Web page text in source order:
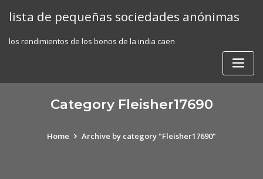
lista de pequeñas sociedades anónimas
los rendimientos de los bonos de la india caen
Category Fleisher17690
Home Archive by category "Fleisher17690"